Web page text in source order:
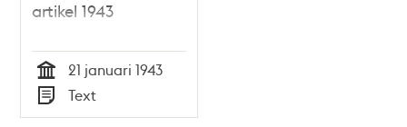
artikel 1943
Tid
21 januari 1943
Typ
Text